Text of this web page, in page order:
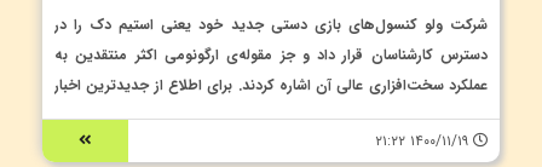
شرکت ولو کنسول‌های بازی دستی جدید خود یعنی استیم دک را در
دسترس کارشناسان قرار داد و جز مقوله‌ی ارگونومی اکثر منتقدین به
عملکرد سخت‌افزاری عالی آن اشاره کردند. برای اطلاع از جدیدترین اخبار
و بروزترین رویدادهای دنیای بازی، با Acc2Shop همراه باشید.